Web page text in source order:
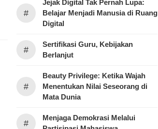
#
Jejak Digital Tak Pernah Lupa:
Belajar Menjadi Manusia di Ruang
Digital
#
Sertifikasi Guru, Kebijakan
Berlanjut
#
Beauty Privilege: Ketika Wajah
Menentukan Nilai Seseorang di
Mata Dunia
#
Menjaga Demokrasi Melalui